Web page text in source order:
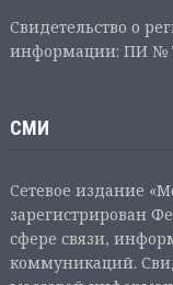
Свидетельство о
информации: ПИ №
СМИ
Сетевое издание
зарегистрирован
сфере связи,
коммуникаций.